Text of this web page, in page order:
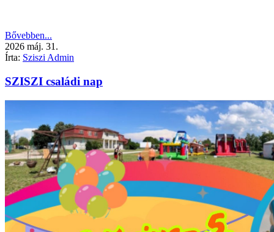
Bővebben...
2026 máj. 31.
Írta: Sziszi Admin
SZISZI családi nap